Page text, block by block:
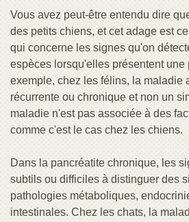
Vous avez peut-être entendu dire
des petits chiens, et cet adage est
qui concerne les signes qu'on
espèces lorsqu'elles présentent une
exemple, chez les félins, la maladie
récurrente ou chronique et non un
maladie n'est pas associée à des
comme c'est le cas chez les chiens.
Dans la pancréatite chronique, les
subtils ou difficiles à distinguer des
pathologies métaboliques,
intestinales. Chez les chats, la